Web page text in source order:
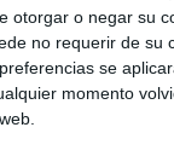
otorgar o negar su
no requerir de su
se
momento
de los
posterior,
de los